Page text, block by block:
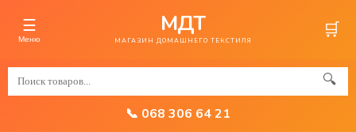
☰
Меню
МДТ
МАГАЗИН ДОМАШНЕГО ТЕКСТИЛЯ 🛒
🔍
📞 068 306 64 21